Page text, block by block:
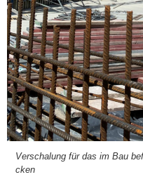
Ver­scha­lung für das im Bau
cken